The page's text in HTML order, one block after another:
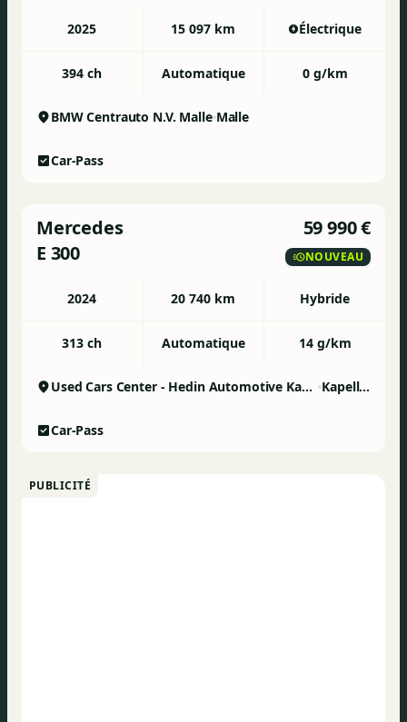
2025 15 097 km Électrique
394 ch Automatique 0 g/km
BMW Centrauto N.V. Malle Malle
Car-Pass
Mercedes
E 300
59 990 €
NOUVEAU
2024 20 740 km Hybride
313 ch Automatique 14 g/km
Used Cars Center - Hedin Automotive Kapellen Kapellen
Car-Pass
PUBLICITÉ